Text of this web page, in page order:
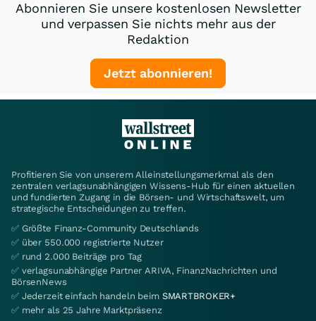
Abonnieren Sie unsere kostenlosen Newsletter
und verpassen Sie nichts mehr aus der
Redaktion
Jetzt abonnieren!
Profitieren Sie von unserem Alleinstellungsmerkmal als den
zentralen verlagsunabhängigen Wissens-Hub für einen aktuellen
und fundierten Zugang in die Börsen- und Wirtschaftswelt, um
strategische Entscheidungen zu treffen.
✅ Größte Finanz-Community Deutschlands
✅ über 550.000 registrierte Nutzer
✅ rund 2.000 Beiträge pro Tag
✅ verlagsunabhängige Partner ARIVA, FinanzNachrichten und
BörsenNews
✅ Jederzeit einfach handeln beim SMARTBROKER+
✅ mehr als 25 Jahre Marktpräsenz